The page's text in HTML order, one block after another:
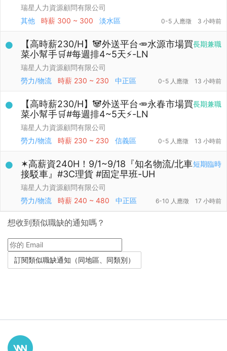
瑞星人力資源顧問有限公司
其他
時薪 300 ~ 300 淡水區 0-5 人應徵 3 小時前
長期兼職
【高時薪230/H】🐼外送平台🥕水源市場買
菜小幫手🛒#每週排4~5天⚡️-LN
瑞星人力資源顧問有限公司
勞力/物流
時薪 230 ~ 230 中正區 0-5 人應徵 13 小時前
長期兼職
【高時薪230/H】🐼外送平台🥕永春市場買
菜小幫手🛒#每週排4~5天⚡️-LN
瑞星人力資源顧問有限公司
勞力/物流
時薪 230 ~ 230 信義區 0-5 人應徵 13 小時前
短期臨時
✶高薪資240H！9/1~9/18『知名物流/北車
接駁車』#3C理貨 #固定早班-UH
瑞星人力資源顧問有限公司
勞力/物流
時薪 240 ~ 480 中正區 6-10 人應徵 17 小時前
想收到類似職缺的通知嗎？